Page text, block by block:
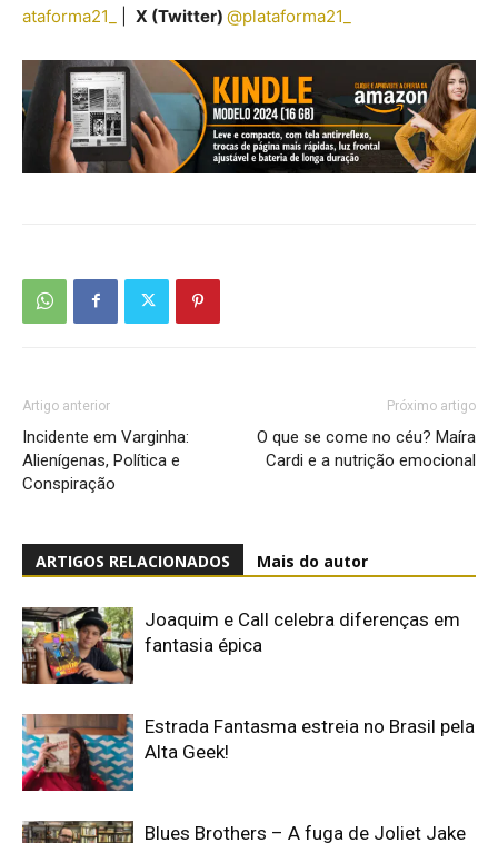
ataforma21_
X (Twitter) @plataforma21_
Artigo anterior
Incidente em Varginha:
Alienígenas, Política e
Conspiração
Próximo artigo
O que se come no céu? Maíra
Cardi e a nutrição emocional
ARTIGOS RELACIONADOS Mais do autor
Joaquim e Call celebra diferenças em
fantasia épica
Estrada Fantasma estreia no Brasil pela
Alta Geek!
Blues Brothers – A fuga de Joliet Jake